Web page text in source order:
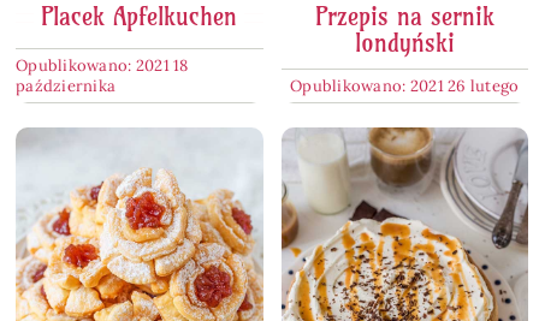
Placek Apfelkuchen
Opublikowano: 2021 18
października
Przepis na sernik
londyński
Opublikowano: 2021 26 lutego